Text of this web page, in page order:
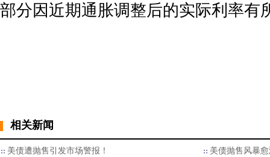
部分因近期通胀调整后的实际利率有
相关新闻
美债遭抛售引发市场警报！
美债抛售风暴